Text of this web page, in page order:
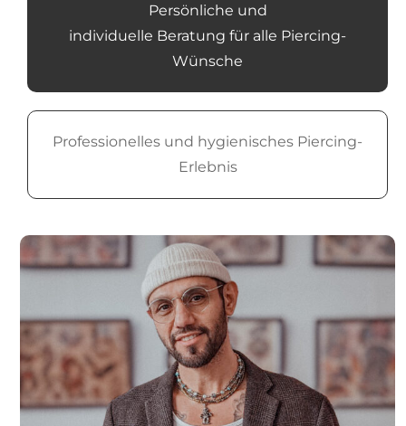
Persönliche und
individuelle Beratung für alle Piercing-
Wünsche
Professionelles und hygienisches Piercing-
Erlebnis